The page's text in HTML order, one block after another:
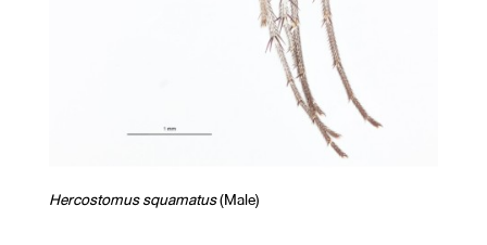
Hercostomus squamatus(Male)